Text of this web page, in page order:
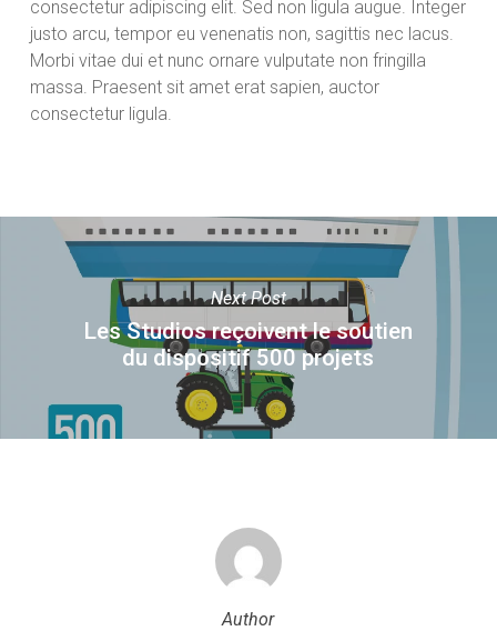
consectetur adipiscing elit. Sed non ligula augue. Integer
justo arcu, tempor eu venenatis non, sagittis nec lacus.
Morbi vitae dui et nunc ornare vulputate non fringilla
massa. Praesent sit amet erat sapien, auctor
consectetur ligula.
Next Post
Les Studios reçoivent le soutien
du dispositif 500 projets
Author